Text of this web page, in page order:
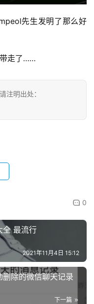
先生发明了那么好
带走了……
注明出处：
0
全 最流行
2021年11月4日 15:12
除的微信聊天记录
下一篇